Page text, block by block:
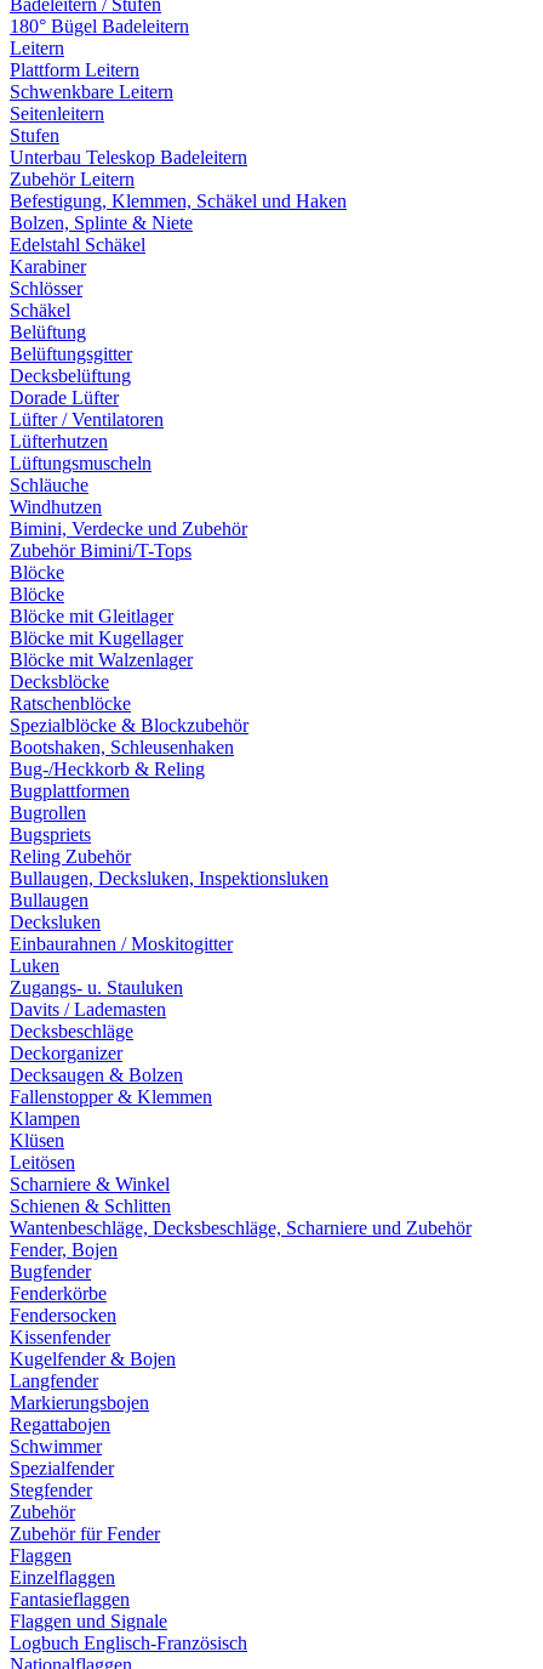
Badeleitern / Stufen
180° Bügel Badeleitern
Leitern
Plattform Leitern
Schwenkbare Leitern
Seitenleitern
Stufen
Unterbau Teleskop Badeleitern
Zubehör Leitern
Befestigung, Klemmen, Schäkel und Haken
Bolzen, Splinte & Niete
Edelstahl Schäkel
Karabiner
Schlösser
Schäkel
Belüftung
Belüftungsgitter
Decksbelüftung
Dorade Lüfter
Lüfter / Ventilatoren
Lüfterhutzen
Lüftungsmuscheln
Schläuche
Windhutzen
Bimini, Verdecke und Zubehör
Zubehör Bimini/T-Tops
Blöcke
Blöcke
Blöcke mit Gleitlager
Blöcke mit Kugellager
Blöcke mit Walzenlager
Decksblöcke
Ratschenblöcke
Spezialblöcke & Blockzubehör
Bootshaken, Schleusenhaken
Bug-/Heckkorb & Reling
Bugplattformen
Bugrollen
Bugspriets
Reling Zubehör
Bullaugen, Decksluken, Inspektionsluken
Bullaugen
Decksluken
Einbaurahnen / Moskitogitter
Luken
Zugangs- u. Stauluken
Davits / Lademasten
Decksbeschläge
Deckorganizer
Decksaugen & Bolzen
Fallenstopper & Klemmen
Klampen
Klüsen
Leitösen
Scharniere & Winkel
Schienen & Schlitten
Wantenbeschläge, Decksbeschläge, Scharniere und Zubehör
Fender, Bojen
Bugfender
Fenderkörbe
Fendersocken
Kissenfender
Kugelfender & Bojen
Langfender
Markierungsbojen
Regattabojen
Schwimmer
Spezialfender
Stegfender
Zubehör
Zubehör für Fender
Flaggen
Einzelflaggen
Fantasieflaggen
Flaggen und Signale
Logbuch Englisch-Französisch
Nationalflaggen